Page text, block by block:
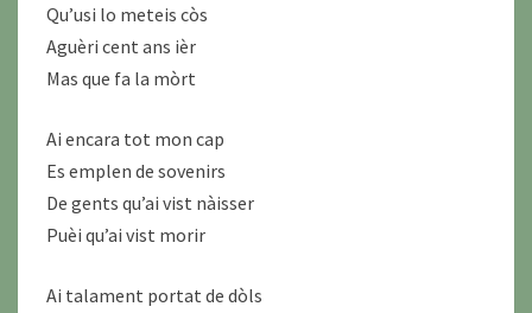
Qu’usi lo meteis còs
Aguèri cent ans ièr
Mas que fa la mòrt
Ai encara tot mon cap
Es emplen de sovenirs
De gents qu’ai vist nàisser
Puèi qu’ai vist morir
Ai talament portat de dòls